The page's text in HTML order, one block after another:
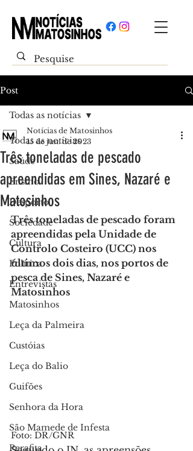
Post
Todas as notícias
Saúde
Ensino
Desporto
Sociedade
Cultura
Política
Entrevistas
Matosinhos
Leça da Palmeira
Custóias
Leça do Balio
Guifões
Senhora da Hora
São Mamede de Infesta
Perafita
Todas as notícias
Três toneladas de pescado
apreendidas em Sines, Nazaré e
Matosinhos
Notícias de Matosinhos
15 de jun. de 2023
Três toneladas de pescado foram
apreendidas pela Unidade de
Controlo Costeiro (UCC) nos
últimos dois dias, nos portos de
pesca de Sines, Nazaré e
Matosinhos
Foto: DR/GNR